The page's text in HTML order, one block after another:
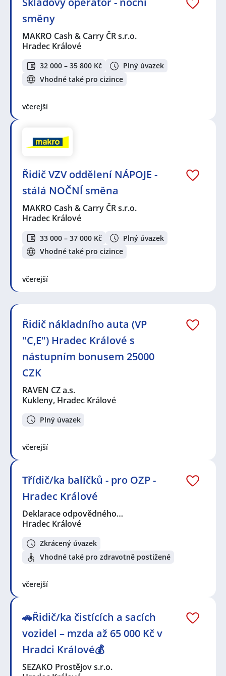
směny
MAKRO Cash & Carry ČR s.r.o.
Hradec Králové
32 000 – 35 800 Kč
Plný úvazek
Vhodné také pro cizince
včerejší
Řidič VZV oddělení NÁPOJE -
stálá NOČNÍ směna
MAKRO Cash & Carry ČR s.r.o.
Hradec Králové
33 000 – 37 000 Kč
Plný úvazek
Vhodné také pro cizince
včerejší
Řidič nákladního auta (VP
"C,E") Hradec Králové s
nástupním bonusem 25000
CZK
RAVEN CZ a.s.
Kukleny, Hradec Králové
Plný úvazek
včerejší
Třídič/ka balíčků - pro OZP -
Hradec Králové
Deklarace odpovědného…
Hradec Králové
Zkrácený úvazek
Vhodné také pro zdravotně postižené
včerejší
🚗Řidič/ka čistících a sacích
vozidel – mzda až 65 000 Kč v
Hradci Králové💰
SEZAKO Prostějov s.r.o.